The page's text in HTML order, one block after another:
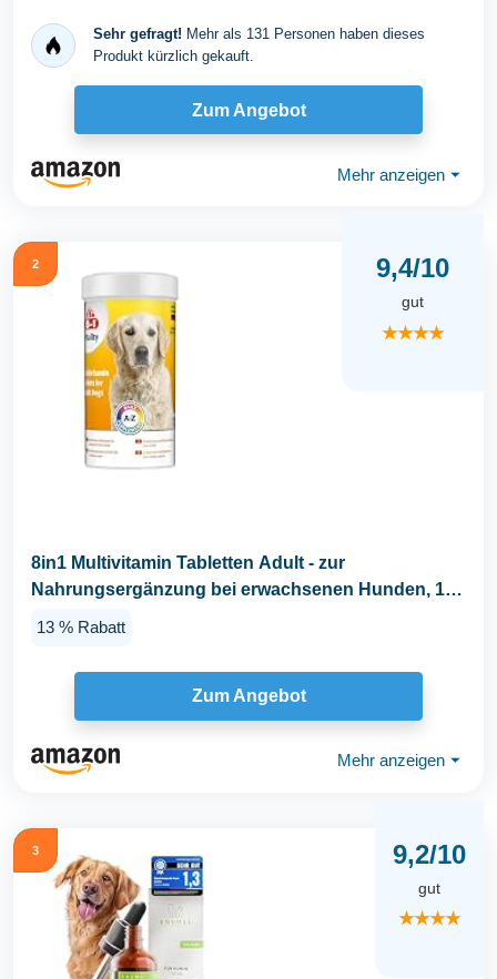
Sehr gefragt! Mehr als 131 Personen haben dieses
Produkt kürzlich gekauft.
Zum Angebot
Mehr anzeigen ⏷
2 9,4/10
gut
★★★★
8in1 Multivitamin Tabletten Adult - zur
Nahrungsergänzung bei erwachsenen Hunden, 1
13 % Rabatt
Zum Angebot
Mehr anzeigen ⏷
3 9,2/10
gut
★★★★